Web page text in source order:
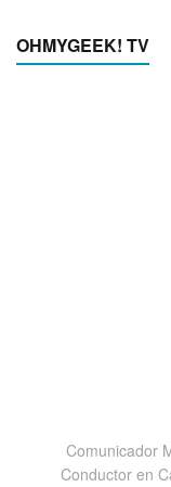
OHMYGEEK! TV
Comunicador
Conductor en